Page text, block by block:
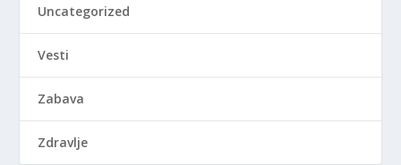
Uncategorized
Vesti
Zabava
Zdravlje